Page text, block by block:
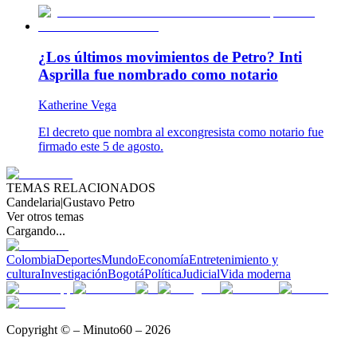
¿Los últimos movimientos de Petro? Inti
Asprilla fue nombrado como notario
Katherine Vega
El decreto que nombra al excongresista como notario fue
firmado este 5 de agosto.
TEMAS RELACIONADOS
Candelaria|Gustavo Petro
Ver otros temas
Cargando...
ColombiaDeportesMundoEconomíaEntretenimiento y
culturaInvestigaciónBogotáPolíticaJudicialVida moderna
Copyright © – Minuto60 – 2026